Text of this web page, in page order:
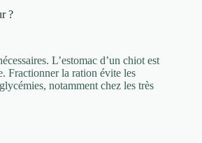
?
L’estomac d’un chiot est
Fractionner la ration évite les
notamment chez les très